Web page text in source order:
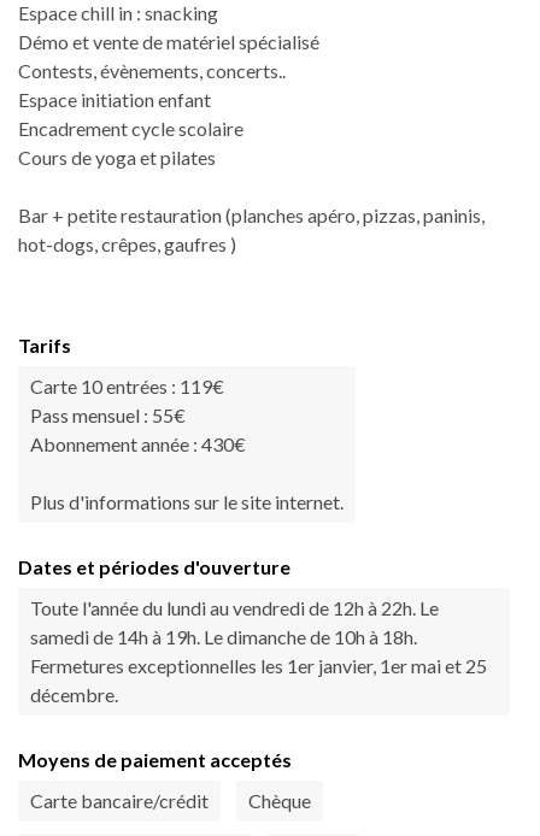
Espace chill in : snacking
Démo et vente de matériel spécialisé
Contests, évènements, concerts..
Espace initiation enfant
Encadrement cycle scolaire
Cours de yoga et pilates
Bar + petite restauration (planches apéro, pizzas, paninis,
hot-dogs, crêpes, gaufres )
Tarifs
Carte 10 entrées : 119€
Pass mensuel : 55€
Abonnement année : 430€
Plus d'informations sur le site internet.
Dates et périodes d'ouverture
Toute l'année du lundi au vendredi de 12h à 22h. Le
samedi de 14h à 19h. Le dimanche de 10h à 18h.
Fermetures exceptionnelles les 1er janvier, 1er mai et 25
décembre.
Moyens de paiement acceptés
Carte bancaire/crédit
Chèque